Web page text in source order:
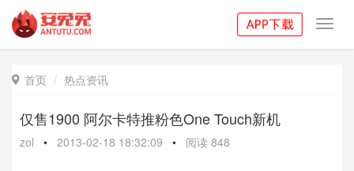
 首页 热点资讯
仅售1900 阿尔卡特推粉色One Touch新机
zol • 2013-02-18 18:32:09 • 阅读 848